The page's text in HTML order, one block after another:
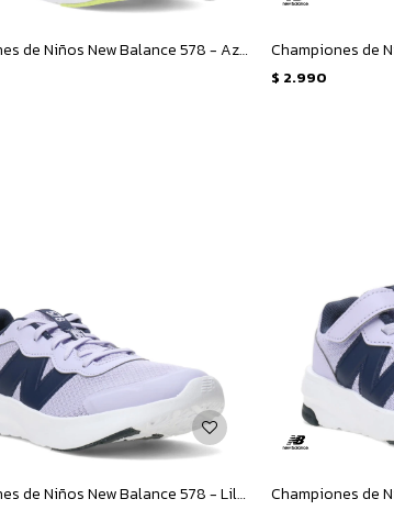
Championes de Niños New Balance 578 - Azul - Amarillo Fluo
$ 2.990
Championes de Niños New Balance 578 - Lila - Azul Marino